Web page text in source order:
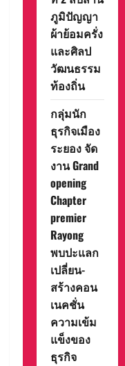
ภูมิปัญญา
ผ้าย้อมครั่ง
และศิลป
วัฒนธรรม
ท้องถิ่น
กลุ่มนัก
ธุรกิจเมือง
ระยอง จัด
งาน Grand
opening
Chapter
premier
Rayong
พบปะแลก
เปลี่ยน-
สร้างคอน
เนคชั่น
ความเข้ม
แข็งของ
ธุรกิจ